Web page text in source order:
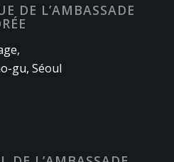
DE L’AMBASSADE
gu, Séoul